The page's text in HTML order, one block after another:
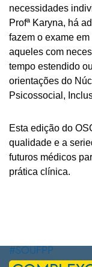
necessidades
Profª Karyna, há
fazem o exame
aqueles com
tempo estendido
orientações do
Psicossocial,
Esta edição do
qualidade e a
futuros médicos
prática clínica.
#SOUFPP